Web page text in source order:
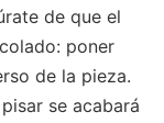
de que el
poner
de la pieza.
se acabará